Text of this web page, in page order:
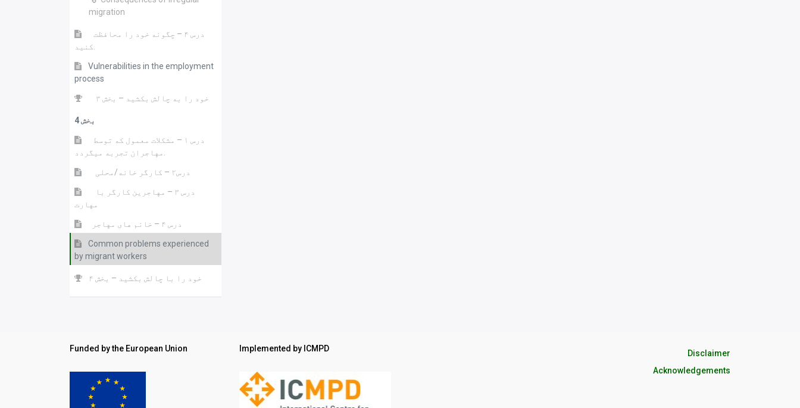
migration
Vulnerabilities in the employment
process
خود را به چالش بکشید – بخش ۳
بخش 4
درس۲ – کارگر خانه/محلی
مهارت
درس ۴ – خانم های مهاجر
Common problems experienced
by migrant workers
خود را با چالش بکشید – بخش ۴
Funded by the European Union Implemented by ICMPD
Disclaimer
Acknowledgements